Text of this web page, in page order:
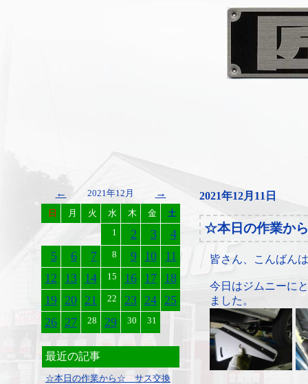
← 2021年12月 →
日 月 火 水 木 金
土
1
2 3
4
5
6 7 8 9 10
11
12
13 14 15 16 17 18
19 20 21 22 23 24 25
26 27 28 29 30 31
最近の記事
☆本日の作業から☆ サス交換
2021年12月11日
☆本日の作業か
皆さん、こんばん
今日はジムニーに
ました。